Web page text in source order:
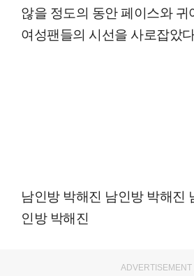
않을 정도의 동안 페이스와 귀
여성팬들의 시선을 사로잡았
남인방 박해진 남인방 박해진
인방 박해진
ADVERTISEMENT